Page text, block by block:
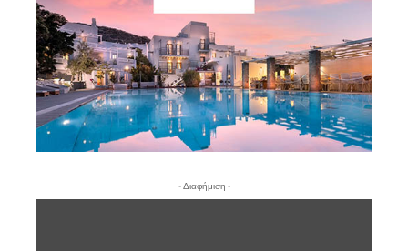
- Διαφήμιση -